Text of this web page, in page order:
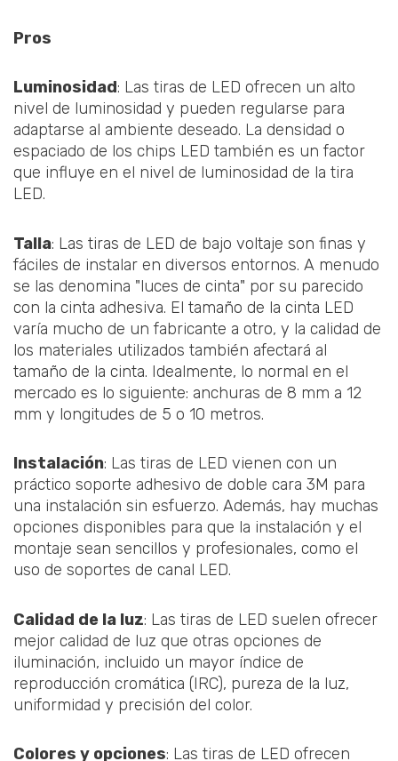
Pros
Luminosidad: Las tiras de LED ofrecen un alto
nivel de luminosidad y pueden regularse para
adaptarse al ambiente deseado. La densidad o
espaciado de los chips LED también es un factor
que influye en el nivel de luminosidad de la tira
LED.
Talla: Las tiras de LED de bajo voltaje son finas y
fáciles de instalar en diversos entornos. A menudo
se las denomina "luces de cinta" por su parecido
con la cinta adhesiva. El tamaño de la cinta LED
varía mucho de un fabricante a otro, y la calidad de
los materiales utilizados también afectará al
tamaño de la cinta. Idealmente, lo normal en el
mercado es lo siguiente: anchuras de 8 mm a 12
mm y longitudes de 5 o 10 metros.
Instalación: Las tiras de LED vienen con un
práctico soporte adhesivo de doble cara 3M para
una instalación sin esfuerzo. Además, hay muchas
opciones disponibles para que la instalación y el
montaje sean sencillos y profesionales, como el
uso de soportes de canal LED.
Calidad de la luz: Las tiras de LED suelen ofrecer
mejor calidad de luz que otras opciones de
iluminación, incluido un mayor índice de
reproducción cromática (IRC), pureza de la luz,
uniformidad y precisión del color.
Colores y opciones: Las tiras de LED ofrecen